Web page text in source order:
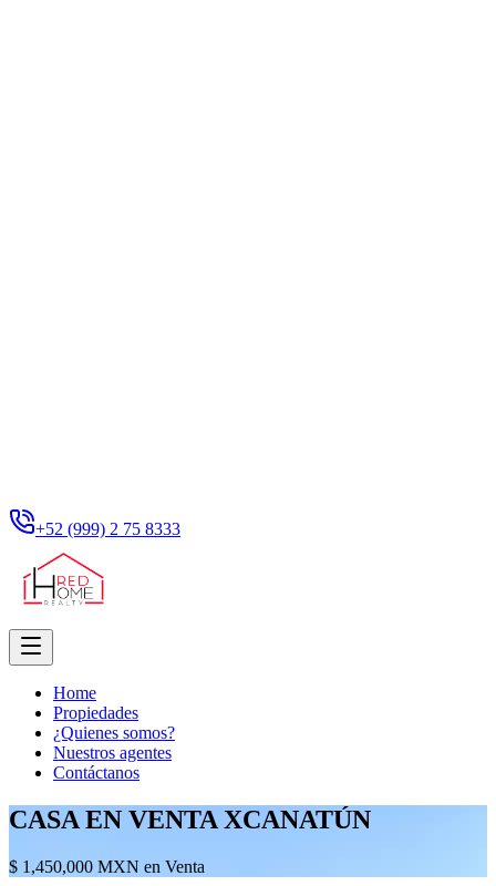
+52 (999) 2 75 8333
Home
Propiedades
¿Quienes somos?
Nuestros agentes
Contáctanos
CASA EN VENTA XCANATÚN
$ 1,450,000 MXN en Venta